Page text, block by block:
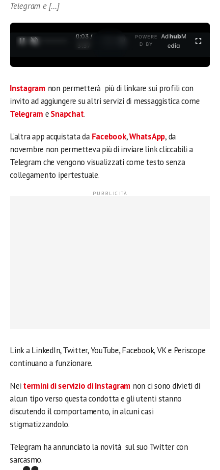
Telegram e […]
0:03 /
3:37
POWERE
D BY
AdhubM
edia
Instagram non permetterà più di linkare sui profili con
invito ad aggiungere su altri servizi di messaggistica come
Telegram e Snapchat.
L’altra app acquistata da Facebook,WhatsApp, da
novembre non permetteva più di inviare link cliccabili a
Telegram che vengono visualizzati come testo senza
collegamento ipertestuale.
Link a LinkedIn, Twitter, YouTube, Facebook, VK e Periscope
continuano a funzionare.
Nei termini di servizio di Instagram non ci sono divieti di
alcun tipo verso questa condotta e gli utenti stanno
discutendo il comportamento, in alcuni casi
stigmatizzandolo.
Telegram ha annunciato la novità sul suo Twitter con
sarcasmo.